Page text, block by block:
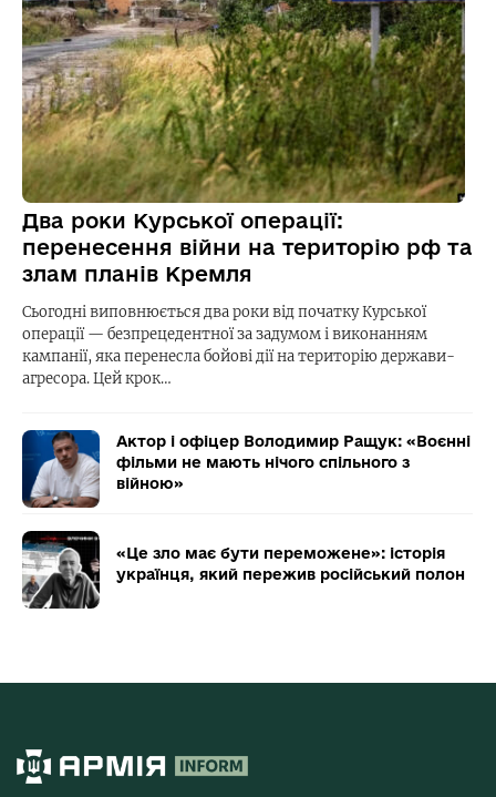
Два роки Курської операції:
перенесення війни на територію рф та
злам планів Кремля
Сьогодні виповнюється два роки від початку Курської
операції — безпрецедентної за задумом і виконанням
кампанії, яка перенесла бойові дії на територію держави-
агресора. Цей крок…
Актор і офіцер Володимир Ращук: «Воєнні
фільми не мають нічого спільного з
війною»
«Це зло має бути переможене»: історія
українця, який пережив російський полон